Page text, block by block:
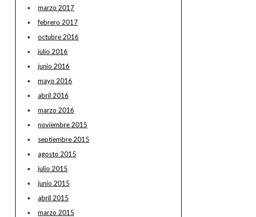
marzo 2017
febrero 2017
octubre 2016
julio 2016
junio 2016
mayo 2016
abril 2016
marzo 2016
noviembre 2015
septiembre 2015
agosto 2015
julio 2015
junio 2015
abril 2015
marzo 2015